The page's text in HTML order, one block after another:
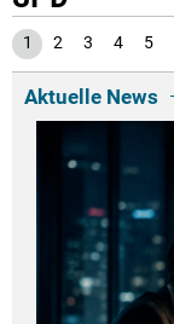
1 2 3 4 5
Aktuelle News